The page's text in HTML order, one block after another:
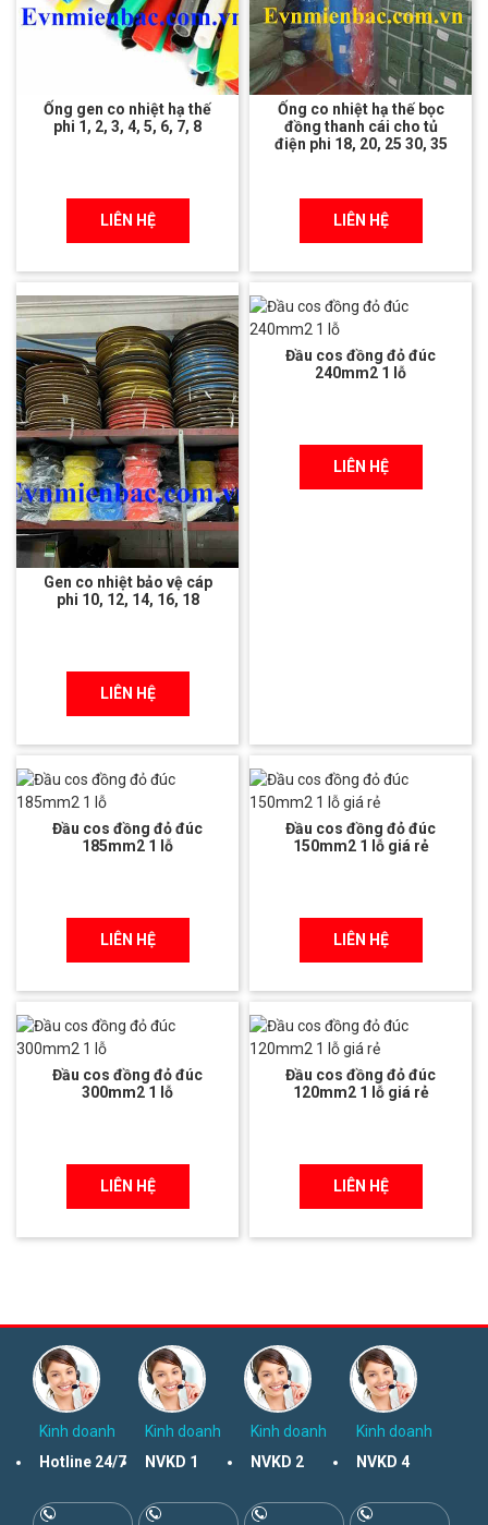
Ống gen co nhiệt hạ thế
phi 1, 2, 3, 4, 5, 6, 7, 8
LIÊN HỆ
Ống co nhiệt hạ thế bọc
đồng thanh cái cho tủ
điện phi 18, 20, 25 30, 35
LIÊN HỆ
Gen co nhiệt bảo vệ cáp
phi 10, 12, 14, 16, 18
LIÊN HỆ
Đầu cos đồng đỏ đúc
240mm2 1 lỗ
LIÊN HỆ
Đầu cos đồng đỏ đúc
185mm2 1 lỗ
LIÊN HỆ
Đầu cos đồng đỏ đúc
150mm2 1 lỗ giá rẻ
LIÊN HỆ
Đầu cos đồng đỏ đúc
300mm2 1 lỗ
LIÊN HỆ
Đầu cos đồng đỏ đúc
120mm2 1 lỗ giá rẻ
LIÊN HỆ
Kinh doanh
Hotline 24/7
Kinh doanh
NVKD 1
Kinh doanh
NVKD 2
Kinh doanh
NVKD 4